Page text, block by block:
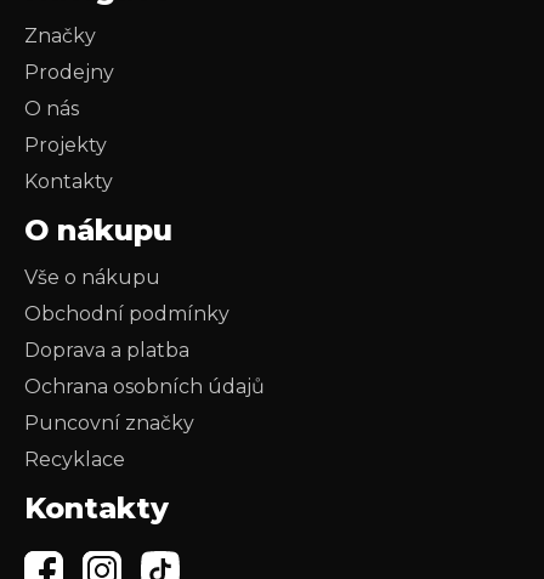
Značky
Prodejny
O nás
Projekty
Kontakty
O nákupu
Vše o nákupu
Obchodní podmínky
Doprava a platba
Ochrana osobních údajů
Puncovní značky
Recyklace
Kontakty